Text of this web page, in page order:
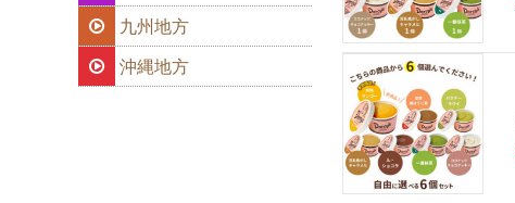
九州地方
沖縄地方